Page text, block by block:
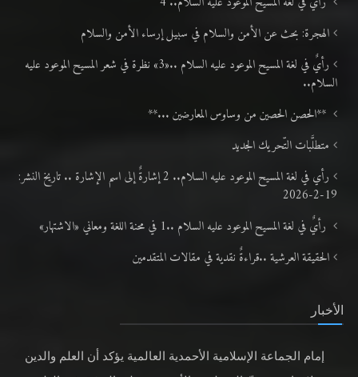
الهجرة: بحث عن الأمن والسلام في سبيل إرساء الأمن والسلام
رأيٌ في لغة المسيح الموعود عليه السلام ..«3» نظرة في شعر المسيح الموعود عليه
السلام..
**الحصن الحصين من وساوس المعارضين ...**
متطلَّبات التّحريك الجديد
رأي في لغة المسيح الموعود عليه السلام.. 2 إشارةٌ إلى اسم الإشارة .. تاريخ النشر:
19-2-2026
رأيٌ في لغة المسيح الموعود عليه السلام ..1 في محنة اللغة ومعاني «الاشتهار»
الحقيقة العرشية ..قراءةٌ نقدية في مقالات المتقدمين
الأخبار
إمام الجماعة الإسلامية الأحمدية العالمية يؤكد أن العلم والدين